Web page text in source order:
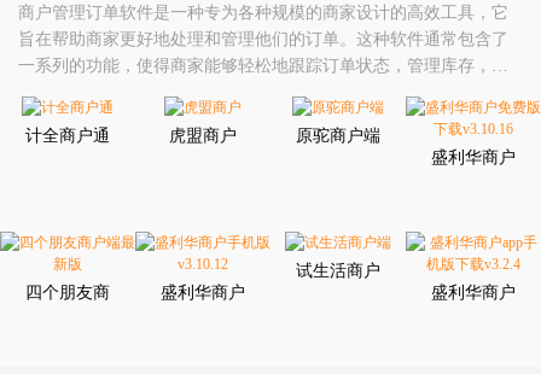
商户管理订单软件是一种专为各种规模的商家设计的高效工具，它
旨在帮助商家更好地处理和管理他们的订单。这种软件通常包含了
一系列的功能，使得商家能够轻松地跟踪订单状态，管理库存，处
理支付事宜，以及提供客户服务。首先，商户管理订单软件允许商
家实时监控订单的处理进度。无论是在线订单还是实体店订单，商
家都可以在一个统一的平台上查看每个订单的详细信息，包括购买
计全商户通 虎盟商户
原驼商户端
盛利华商户
四个朋友商
盛利华商户
试生活商户
盛利华商户